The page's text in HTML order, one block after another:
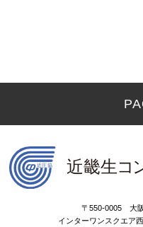
〒550-0005 大
インターワンスクエア